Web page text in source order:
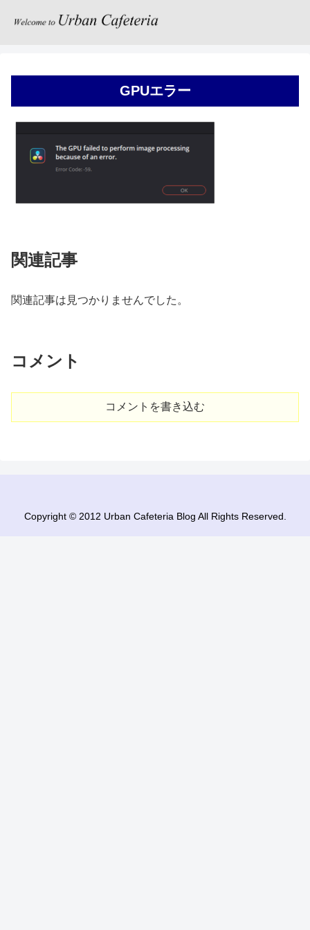
GPUエラー
関連記事
関連記事は見つかりませんでした。
コメント
コメントを書き込む
Copyright © 2012 Urban Cafeteria Blog All Rights Reserved.